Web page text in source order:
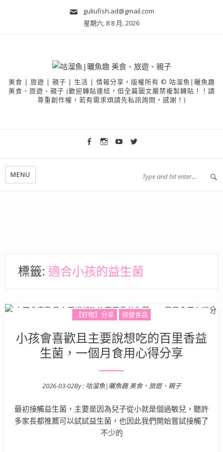
guliufish.ad@gmail.com
星期六, 8 8 月, 2026
美食 | 旅遊 | 親子 | 生活 | 情報分享，版權所有 © 咕溜魚|曬魚趣
美食、旅遊、親子 (歡迎轉貼連結，但全篇圖文嚴禁複製轉貼！！請
尊重創作權，若有需求煩請先私訊詢問，感謝！)
MENU
標籤: 適合小孩的益生菌
【好物】分享 保健食品
小孩會喜歡且主要說想吃的百里香益
生菌，一個月食用心得分享
Posted on
2026-03-02By : 咕溜魚|曬魚趣 美食、旅遊、親子
最初接觸益生菌，主要是因為兒子從小就是個過敏兒，聽許
多家長都推薦可以試試益生菌，也因此我們開始嘗試接觸了
不少的